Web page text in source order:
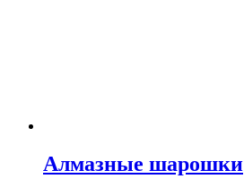
Алмазные шарошки